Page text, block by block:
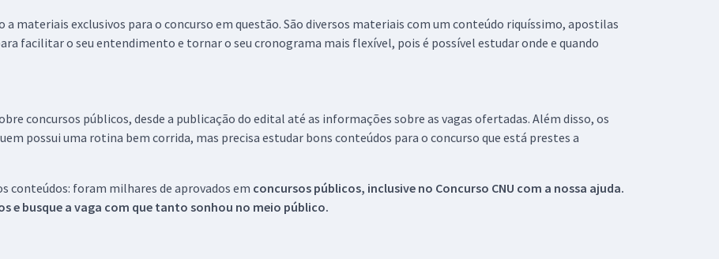
a materiais exclusivos para o concurso em questão. São diversos materiais com um conteúdo riquíssimo, apostilas
facilitar o seu entendimento e tornar o seu cronograma mais flexível, pois é possível estudar onde e quando
concursos públicos, desde a publicação do edital até as informações sobre as vagas ofertadas. Além disso, os
possui uma rotina bem corrida, mas precisa estudar bons conteúdos para o concurso que está prestes a
conteúdos: foram milhares de aprovados em concursos públicos, inclusive no Concurso CNU com a nossa ajuda.
e busque a vaga com que tanto sonhou no meio público.